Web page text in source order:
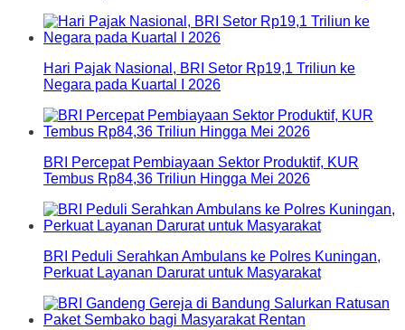
Hari Pajak Nasional, BRI Setor Rp19,1 Triliun ke
Negara pada Kuartal I 2026
BRI Percepat Pembiayaan Sektor Produktif, KUR
Tembus Rp84,36 Triliun Hingga Mei 2026
BRI Peduli Serahkan Ambulans ke Polres Kuningan,
Perkuat Layanan Darurat untuk Masyarakat